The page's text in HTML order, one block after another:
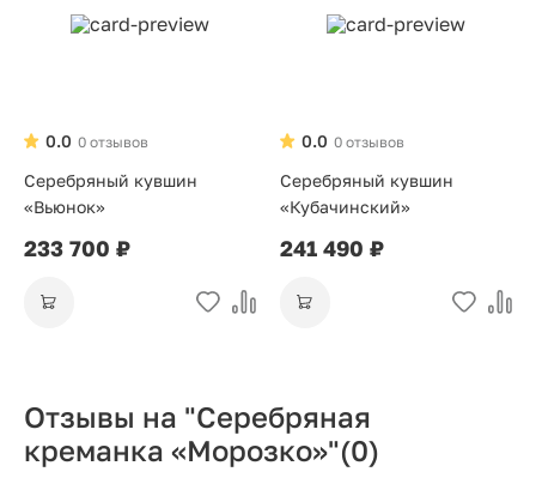
0 отзывов
0.0
Серебряный кувшин
«Вьюнок»
233 700 ₽
0 отзывов
0.0
Серебряный кувшин
«Кубачинский»
241 490 ₽
Отзывы на "Серебряная
креманка «Морозко»"(0)